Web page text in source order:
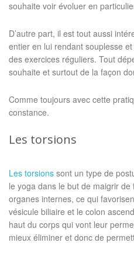
souhaite voir évoluer en
D’autre part, il est tout aussi
entier en lui rendant souplesse
des exercices réguliers. Tout
souhaite et surtout de la façon
Comme toujours avec cette
constance.
Les torsions
Les torsions sont un type de
le yoga dans le but de maigrir
organes internes, ce qui
vésicule biliaire et le colon
haut du corps qui vont leur
mieux éliminer et donc de